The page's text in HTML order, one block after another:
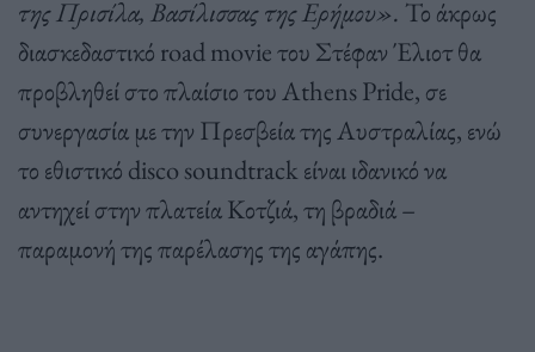
της Πρισίλα, Βασίλισσας της Ερήμου». Το άκρως
διασκεδαστικό road movie του Στέφαν Έλιοτ θα
προβληθεί στο πλαίσιο του Athens Pride, σε
συνεργασία με την Πρεσβεία της Αυστραλίας, ενώ
το εθιστικό disco soundtrack είναι ιδανικό να
αντηχεί στην πλατεία Κοτζιά, τη βραδιά –
παραμονή της παρέλασης της αγάπης.